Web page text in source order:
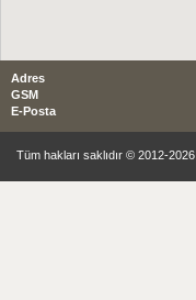
Adres
GSM
E-Posta
Tüm hakları saklıdır © 2012-2026